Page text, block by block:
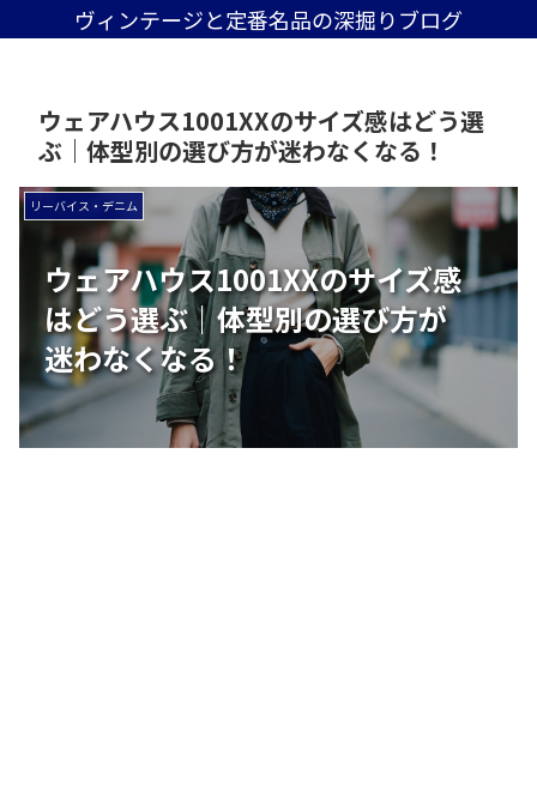
ヴィンテージと定番名品の深掘りブログ
ウェアハウス1001XXのサイズ感はどう選
ぶ｜体型別の選び方が迷わなくなる！
ウェアハウス1001XXのサイズ感
はどう選ぶ｜体型別の選び方が
迷わなくなる！
リーバイス・デニム